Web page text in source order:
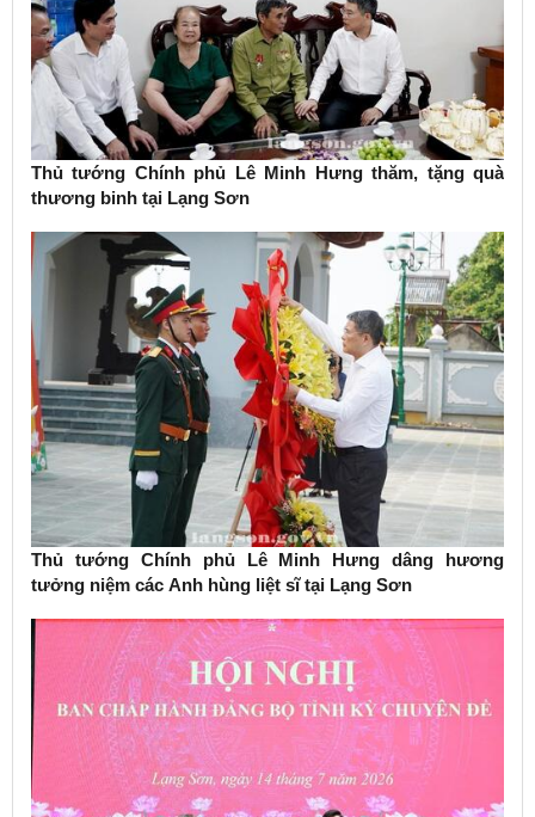
Thủ tướng Chính phủ Lê Minh Hưng thăm, tặng quà
thương binh tại Lạng Sơn
Thủ tướng Chính phủ Lê Minh Hưng dâng hương
tưởng niệm các Anh hùng liệt sĩ tại Lạng Sơn